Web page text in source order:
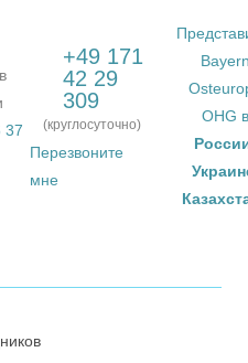
37
+49 171
42 29
309
(круглосуточно)
Перезвоните
мне
OHG в